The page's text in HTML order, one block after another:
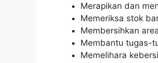
Merapikan dan
Memeriksa stok
Membersihkan
Membantu tugas-
Memelihara